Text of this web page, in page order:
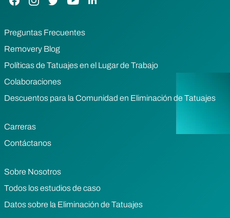
Preguntas Frecuentes
Removery Blog
Políticas de Tatuajes en el Lugar de Trabajo
Colaboraciones
Descuentos para la Comunidad en Eliminación de Tatuajes
Carreras
Contáctanos
Sobre Nosotros
Todos los estudios de caso
Datos sobre la Eliminación de Tatuajes